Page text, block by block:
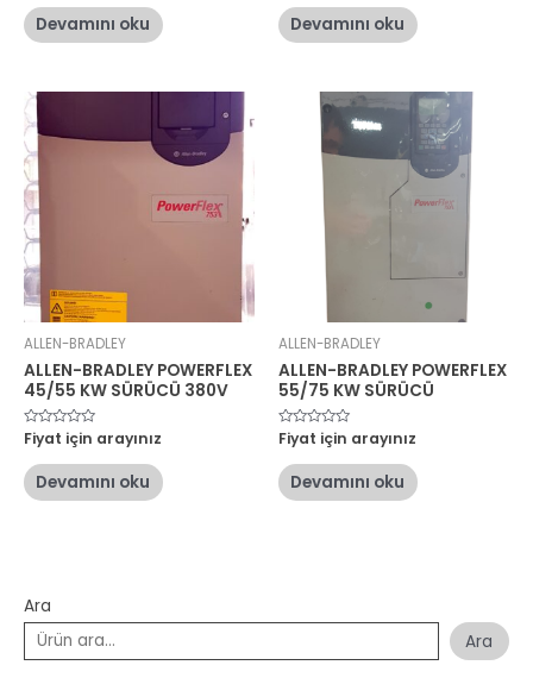
Ara
Ara
oy
aldıDevamını oku
oy
aldıDevamını oku
ALLEN-BRADLEY
ALLEN-BRADLEY POWERFLEX
45/55 KW SÜRÜCÜ 380V
5
üzerinden
oy
aldı
Fiyat için arayınız
Devamını oku
ALLEN-BRADLEY
ALLEN-BRADLEY POWERFLEX
55/75 KW SÜRÜCÜ
5
üzerinden
oy
aldı
Fiyat için arayınız
Devamını oku